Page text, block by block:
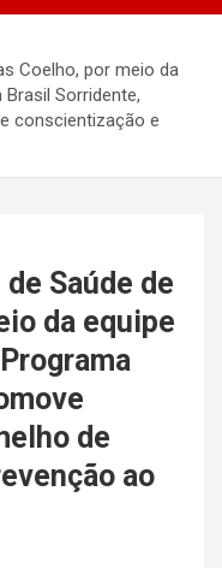
Coelho, por meio da
Sorridente,
conscientização e
Saúde de
da equipe
de
ao